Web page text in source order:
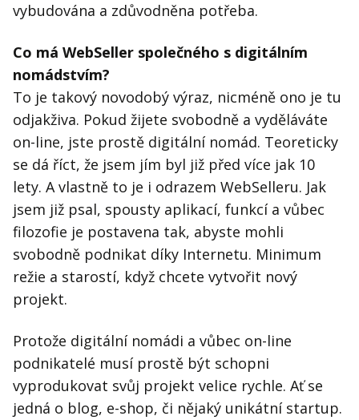
vybudována a zdůvodněna potřeba.
Co má WebSeller společného s digitálním
nomádstvím?
To je takový novodobý výraz, nicméně ono je tu
odjakživa. Pokud žijete svobodně a vyděláváte
on-line, jste prostě digitální nomád. Teoreticky
se dá říct, že jsem jím byl již před více jak 10
lety. A vlastně to je i odrazem WebSelleru. Jak
jsem již psal, spousty aplikací, funkcí a vůbec
filozofie je postavena tak, abyste mohli
svobodně podnikat díky Internetu. Minimum
režie a starostí, když chcete vytvořit nový
projekt.
Protože digitální nomádi a vůbec on-line
podnikatelé musí prostě být schopni
vyprodukovat svůj projekt velice rychle. Ať se
jedná o blog, e-shop, či nějaký unikátní startup.